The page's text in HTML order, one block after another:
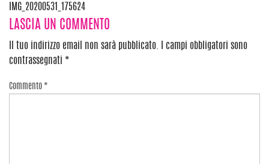
Navigazione
articoli
IMG_20200531_175624
LASCIA UN COMMENTO
Il tuo indirizzo email non sarà pubblicato.
I campi obbligatori sono
contrassegnati *
Commento *